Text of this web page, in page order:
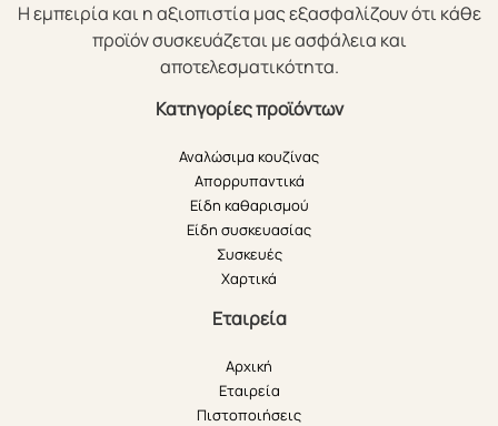
Η εμπειρία και η αξιοπιστία μας εξασφαλίζουν ότι κάθε
προϊόν συσκευάζεται με ασφάλεια και
αποτελεσματικότητα.
Κατηγορίες προϊόντων
Αναλώσιμα κουζίνας
Απορρυπαντικά
Είδη καθαρισμού
Είδη συσκευασίας
Συσκευές
Χαρτικά
Εταιρεία
Αρχική
Εταιρεία
Πιστοποιήσεις